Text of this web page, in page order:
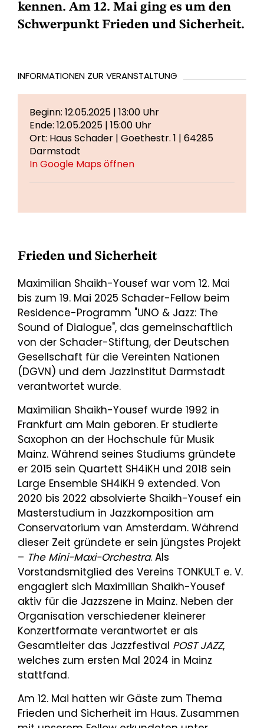
kennen. Am 12. Mai ging es um den
Schwerpunkt Frieden und Sicherheit.
INFORMATIONEN ZUR VERANSTALTUNG
Beginn: 12.05.2025 | 13:00 Uhr
Ende: 12.05.2025 | 15:00 Uhr
Ort: Haus Schader | Goethestr. 1 | 64285
Darmstadt
In Google Maps öffnen
Frieden und Sicherheit
Maximilian Shaikh-Yousef war vom 12. Mai
bis zum 19. Mai 2025 Schader-Fellow beim
Residence-Programm "UNO & Jazz: The
Sound of Dialogue", das gemeinschaftlich
von der Schader-Stiftung, der Deutschen
Gesellschaft für die Vereinten Nationen
(DGVN) und dem Jazzinstitut Darmstadt
verantwortet wurde.
Maximilian Shaikh-Yousef wurde 1992 in
Frankfurt am Main geboren. Er studierte
Saxophon an der Hochschule für Musik
Mainz. Während seines Studiums gründete
er 2015 sein Quartett SH4iKH und 2018 sein
Large Ensemble SH4iKH 9 extended. Von
2020 bis 2022 absolvierte Shaikh-Yousef ein
Masterstudium in Jazzkomposition am
Conservatorium van Amsterdam. Während
dieser Zeit gründete er sein jüngstes Projekt
– The Mini-Maxi-Orchestra. Als
Vorstandsmitglied des Vereins TONKULT e. V.
engagiert sich Maximilian Shaikh-Yousef
aktiv für die Jazzszene in Mainz. Neben der
Organisation verschiedener kleinerer
Konzertformate verantwortet er als
Gesamtleiter das Jazzfestival POST JAZZ,
welches zum ersten Mal 2024 in Mainz
stattfand.
Am 12. Mai hatten wir Gäste zum Thema
Frieden und Sicherheit im Haus. Zusammen